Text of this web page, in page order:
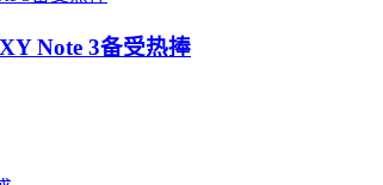
Note 3备受热捧